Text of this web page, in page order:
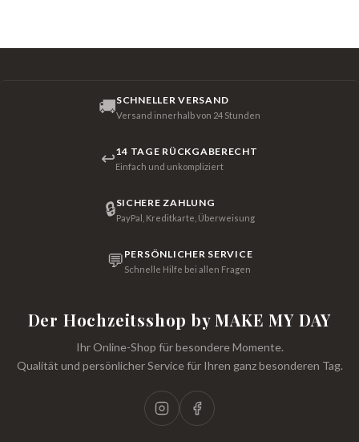
🚚SCHNELLER VERSAND
Versand innerhalb von 24 Stunden
↩14 TAGE RÜCKGABERECHT
Einfach und unkompliziert
🔒SICHERE ZAHLUNG
PayPal, Kreditkarte, Überweisung
💬 PERSÖNLICHER SERVICE
Schnelle Hilfe bei allen Fragen
Der Hochzeitsshop by MAKE MY DAY
Ihr Online-Shop für besondere Momente.
Qualität und persönlicher Service für Ihren ganz besonderen Tag.